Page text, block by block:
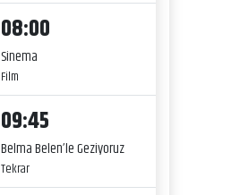
08:00
Sinema
Film
09:45
Belma Belen’le Geziyoruz
Tekrar